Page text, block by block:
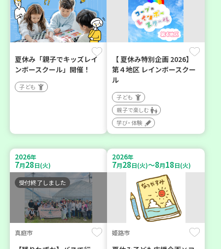
夏休み「親子でキッズレイ
ンボースクール」開催！
子ども
【 夏休み特別企画 2026】
第４地区 レインボースクー
ル
子ども
親子で楽しむ
学び・体験
2026年
7月28日(火)
受付終了しました
真庭市
2026年
7月28日(火)～8月18日(火)
姫路市